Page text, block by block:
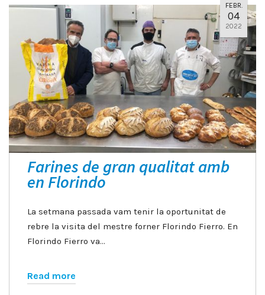
FEBR.
04
2022
Farines de gran qualitat amb
en Florindo
La setmana passada vam tenir la oportunitat de
rebre la visita del mestre forner Florindo Fierro. En
Florindo Fierro va…
Read more